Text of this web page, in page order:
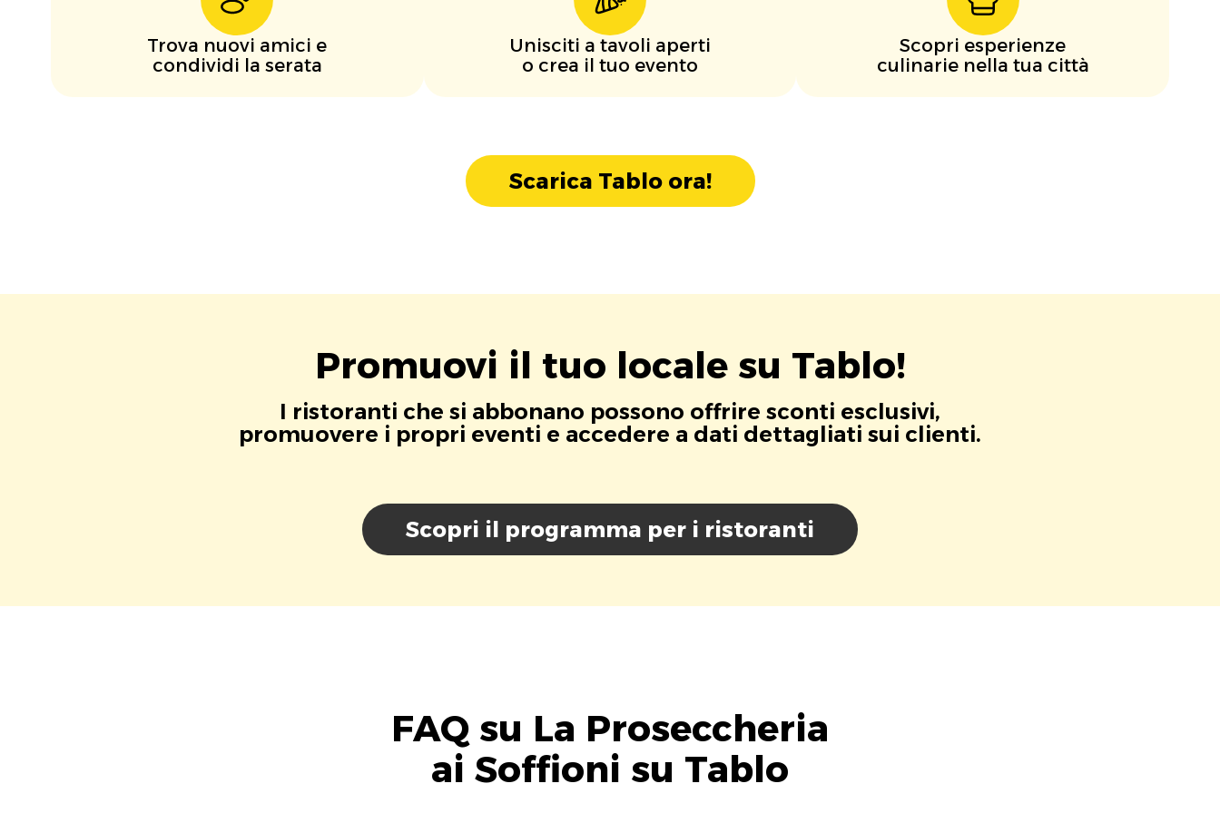
Trova nuovi amici e
condividi la serata
Unisciti a tavoli aperti
o crea il tuo evento
Scopri esperienze
culinarie nella tua città
Scarica Tablo ora!
Promuovi il tuo locale su Tablo!
I ristoranti che si abbonano possono offrire sconti esclusivi,
promuovere i propri eventi e accedere a dati dettagliati sui clienti.
Scopri il programma per i ristoranti
FAQ su La Proseccheria
ai Soffioni su Tablo